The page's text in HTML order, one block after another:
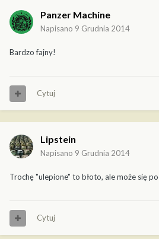
Panzer Machine
Napisano 9 Grudnia 2014
Bardzo fajny!
Cytuj
Lipstein
Napisano 9 Grudnia 2014
Trochę "ulepione" to błoto, ale może się
Cytuj